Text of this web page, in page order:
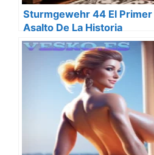
Sturmgewehr 44 El Primer
Asalto De La Historia